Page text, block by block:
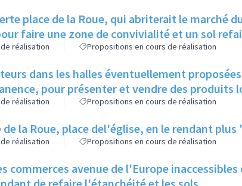
place de la Roue, qui abriterait le marché
faire une zone de convivialité et un sol
réalisation Propositions en cours de réalisation
dans les halles éventuellement
pour présenter et vendre des produits
réalisation Propositions en cours de réalisation
de la Roue, place del'église, en le rendant
réalisation Propositions en cours de réalisation
commerces avenue de l'Europe